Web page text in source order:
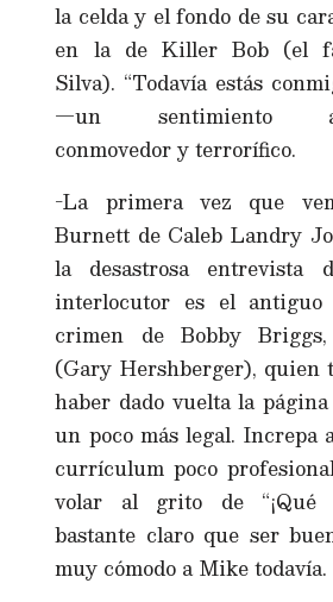
la celda y el fondo de su
en la de Killer Bob (el
Silva). “Todavía estás
—un sentimiento
conmovedor y terrorífico.
-La primera vez que
Burnett de Caleb Landry
la desastrosa entrevista
interlocutor es el antiguo
crimen de Bobby
(Gary Hershberger), quien
haber dado vuelta la
un poco más legal. Increpa
currículum poco
volar al grito de “¡Qué
bastante claro que ser
muy cómodo a Mike todavía.